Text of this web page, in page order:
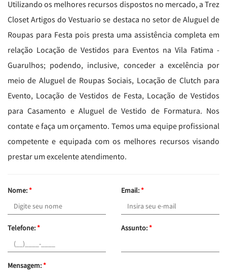
Utilizando os melhores recursos dispostos no mercado, a Trez
Closet Artigos do Vestuario se destaca no setor de Aluguel de
Roupas para Festa pois presta uma assistência completa em
relação Locação de Vestidos para Eventos na Vila Fatima -
Guarulhos; podendo, inclusive, conceder a excelência por
meio de Aluguel de Roupas Sociais, Locação de Clutch para
Evento, Locação de Vestidos de Festa, Locação de Vestidos
para Casamento e Aluguel de Vestido de Formatura. Nos
contate e faça um orçamento. Temos uma equipe profissional
competente e equipada com os melhores recursos visando
prestar um excelente atendimento.
Nome:* Email:*
Telefone:* Assunto:*
Mensagem:*